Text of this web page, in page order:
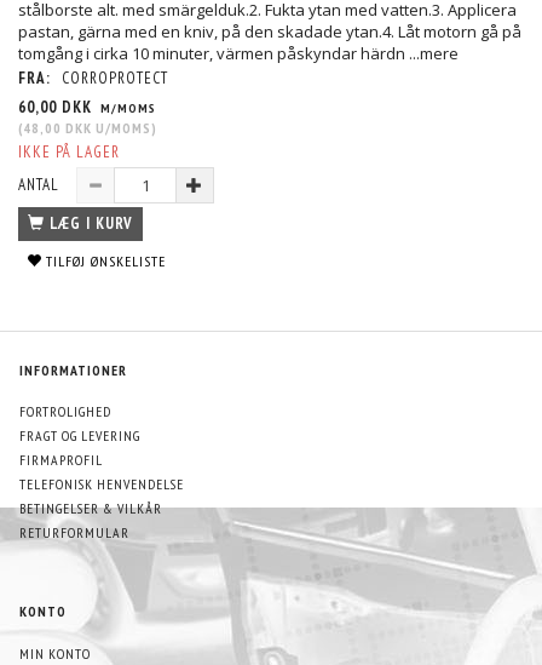
stålborste alt. med smärgelduk.2. Fukta ytan med vatten.3. Applicera
pastan, gärna med en kniv, på den skadade ytan.4. Låt motorn gå på
tomgång i cirka 10 minuter, värmen påskyndar härdn ...mere
FRA:
CORROPROTECT
60,00 DKK M/MOMS
(48,00 DKK U/MOMS )
IKKE PÅ LAGER
ANTAL
LÆG I KURV
TILFØJ ØNSKELISTE
INFORMATIONER
FORTROLIGHED
FRAGT OG LEVERING
FIRMAPROFIL
TELEFONISK HENVENDELSE
BETINGELSER & VILKÅR
RETURFORMULAR
KONTO
MIN KONTO